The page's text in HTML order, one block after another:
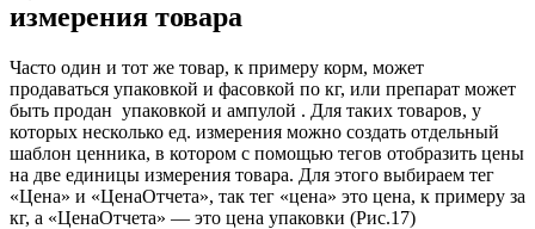
измерения товара
Часто один и тот же товар, к примеру корм, может
продаваться упаковкой и фасовкой по кг, или препарат может
быть продан упаковкой и ампулой . Для таких товаров, у
которых несколько ед. измерения можно создать отдельный
шаблон ценника, в котором с помощью тегов отобразить цены
на две единицы измерения товара. Для этого выбираем тег
«Цена» и «ЦенаОтчета», так тег «цена» это цена, к примеру за
кг, а «ЦенаОтчета» — это цена упаковки (Рис.17)